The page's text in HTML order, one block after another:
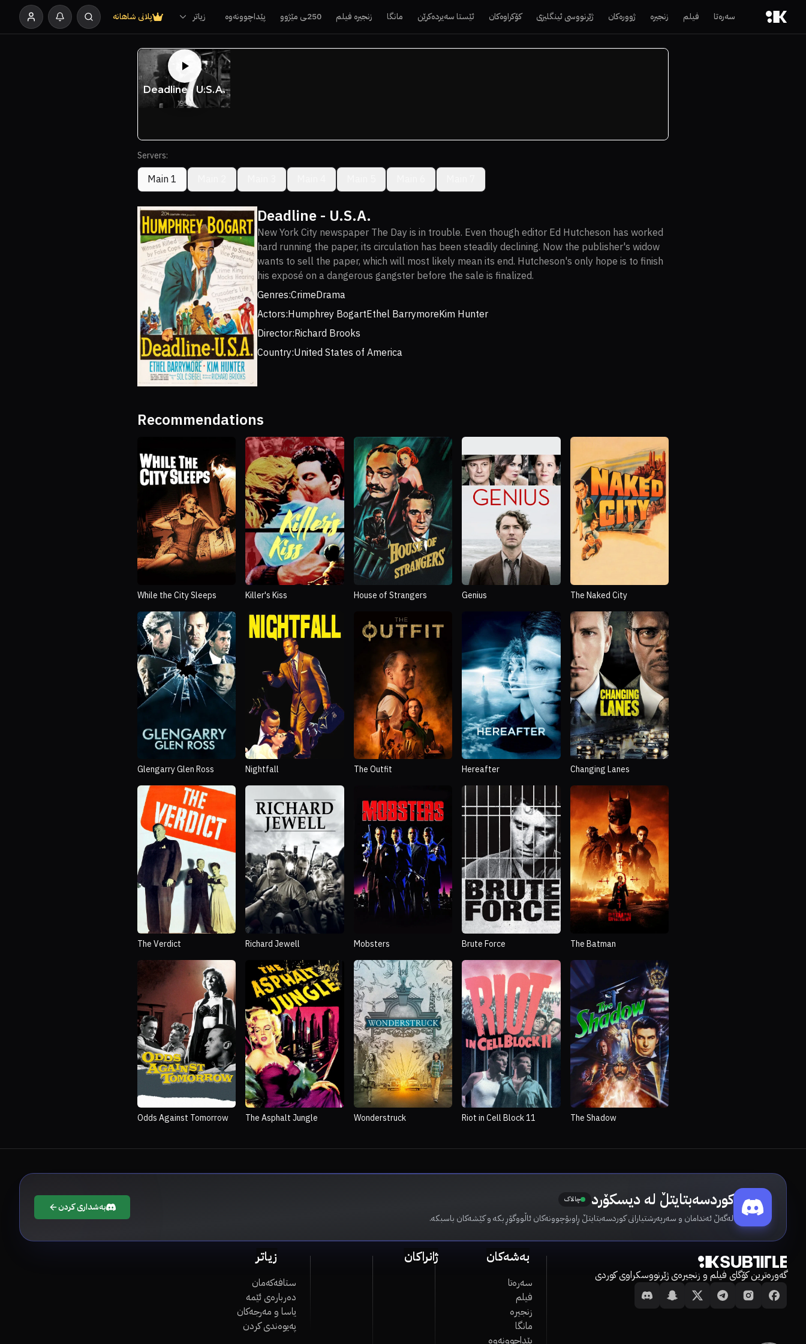
سەرەتا فیلم زنجیرە ژوورەکان ژێرنووسی ئینگلیزی کۆکراوەکان ئێستا سەیردەکرێن مانگا زنجیرە فیلم 250ـی مێژوو پێداچوونەوە زیاتر پلانی شاهانە
Servers:
Main 1
Deadline - U.S.A.
New York City newspaper The Day is in trouble. Even though editor Ed Hutcheson has worked
hard running the paper, its circulation has been steadily declining. Now the publisher's widow
wants to sell the paper, which will most likely mean its end. Hutcheson's only hope is to finish
his exposé on a dangerous gangster before the sale is finalized.
Genres:CrimeDrama
Actors:Humphrey BogartEthel BarrymoreKim Hunter
Director:Richard Brooks
Country:United States of America
Recommendations
While the City Sleeps Killer's Kiss House of Strangers Genius The Naked City
Glengarry Glen Ross Nightfall The Outfit Hereafter Changing Lanes
The Verdict Richard Jewell Mobsters Brute Force The Batman
Odds Against Tomorrow The Asphalt Jungle Wonderstruck Riot in Cell Block 11 The Shadow
کوردسەبتایتڵ لە دیسکۆرد چالاک
لەگەڵ ئەندامان و سەرپەرشتیارانی کوردسەبتایتڵ ڕاوبۆچوونەکان ئاڵووگۆڕ بکە و کێشەکان باسبکە.
بەشداری کردن
گەورەترین کۆگای فیلم و زنجیرەی ژێرنووسکراوی کوردی
بەشەکان
سەرەتا
فیلم
زنجیرە
مانگا
پێداچوونەوە
ژانراکان زیاتر
ستافەکەمان
دەربارەی ئێمە
یاسا و مەرجەکان
پەیوەندی کردن